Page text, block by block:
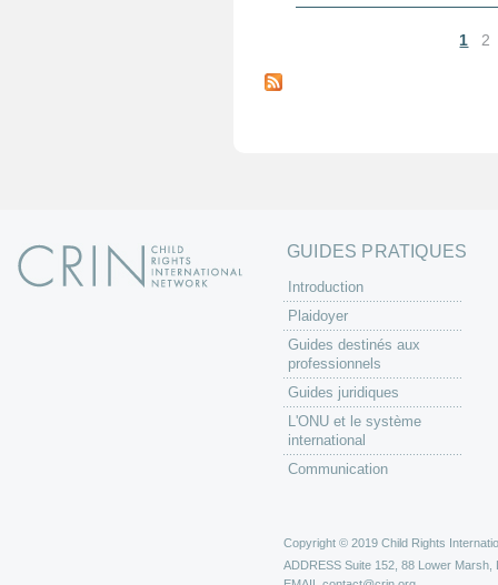
a
1 2
GUIDES PRATIQUES
Introduction
Plaidoyer
Guides destinés aux
professionnels
Guides juridiques
L'ONU et le système
international
Communication
Copyright © 2019 Child Rights
ADDRESS Suite 152, 88 Lower Marsh,